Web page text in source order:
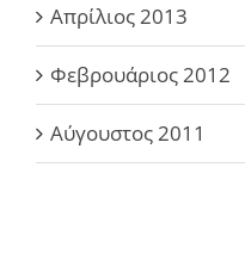
Απρίλιος 2013
Φεβρουάριος 2012
Αύγουστος 2011